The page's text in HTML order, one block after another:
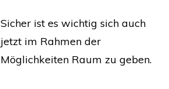
Sicher ist es wichtig sich auch
jetzt im Rahmen der
Möglichkeiten Raum zu geben.